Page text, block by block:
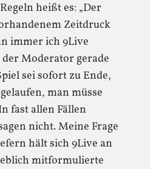
heißt es: „Der
Zeitdruck
immer ich 9Live
Moderator gerade
sei sofort zu Ende,
man müsse
fast allen Fällen
nicht. Meine Frage
hält sich 9Live an
mitformulierte